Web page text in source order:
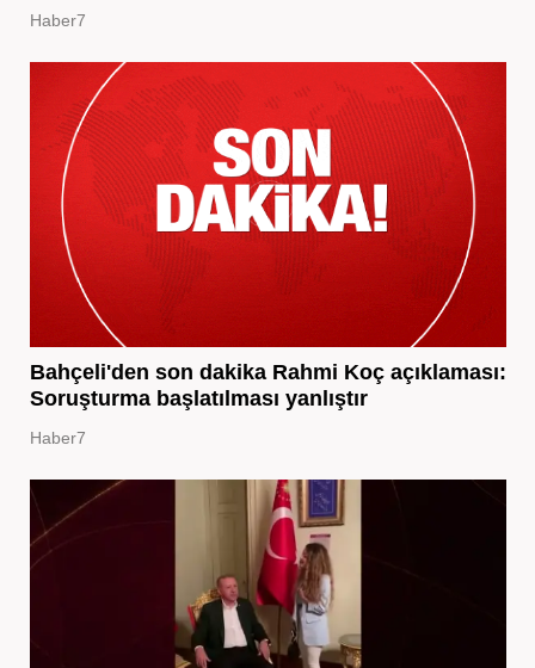
Haber7
Bahçeli'den son dakika Rahmi Koç açıklaması:
Soruşturma başlatılması yanlıştır
Haber7